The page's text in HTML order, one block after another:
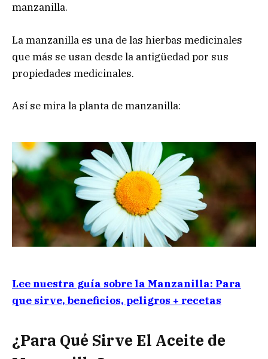
manzanilla.
La manzanilla es una de las hierbas medicinales
que más se usan desde la antigüedad por sus
propiedades medicinales.
Así se mira la planta de manzanilla:
Lee nuestra guía sobre la Manzanilla: Para
que sirve, beneficios, peligros + recetas
¿Para Qué Sirve El Aceite de